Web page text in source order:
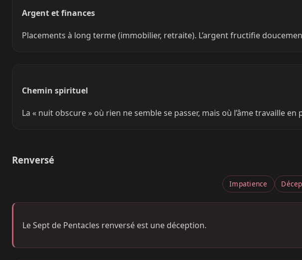
Argent et finances
Placements à long terme (immobilier, retraite). L’argent fructifie
Chemin spirituel
La « nuit obscure » où rien ne semble se passer, mais où l’âme travaille
Renversé
Impatience
Le Sept de Pentacles renversé est une déception.